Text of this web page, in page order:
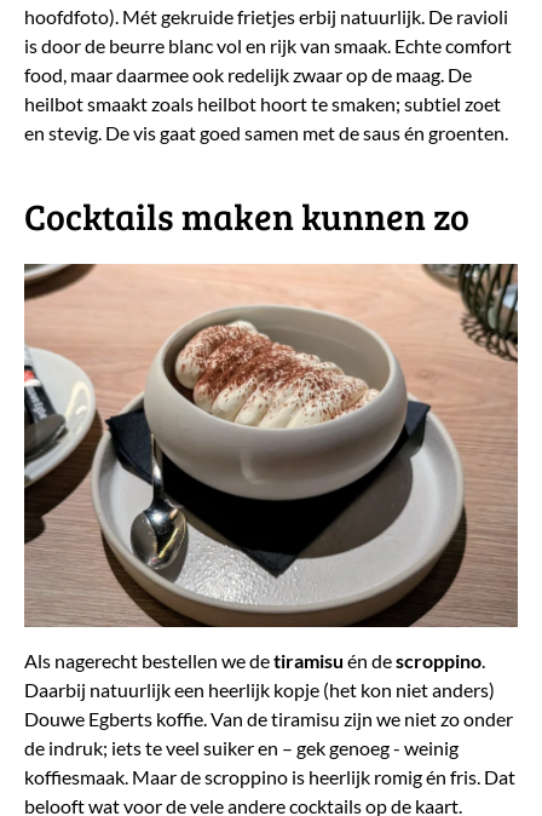
hoofdfoto). Mét gekruide frietjes erbij natuurlijk. De ravioli
is door de beurre blanc vol en rijk van smaak. Echte comfort
food, maar daarmee ook redelijk zwaar op de maag. De
heilbot smaakt zoals heilbot hoort te smaken; subtiel zoet
en stevig. De vis gaat goed samen met de saus én groenten.
​Cocktails maken kunnen zo
Als nagerecht bestellen we detiramisu én descroppino.
Daarbij natuurlijk een heerlijk kopje (het kon niet anders)
Douwe Egberts koffie. Van de tiramisu zijn we niet zo onder
de indruk; iets te veel suiker en – gek genoeg - weinig
koffiesmaak. Maar de scroppino is heerlijk romig én fris. Dat
belooft wat voor de vele andere cocktails op de kaart.